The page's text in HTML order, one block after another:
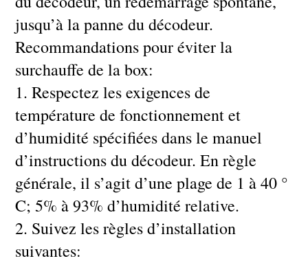
jusqu’à la panne du décodeur.
Recommandations pour éviter la
surchauffe de la box:
1. Respectez les exigences de
température de fonctionnement et
d’humidité spécifiées dans le manuel
d’instructions du décodeur. En règle
générale, il s’agit d’une plage de 1 à 40 °
C; 5% à 93% d’humidité relative.
2. Suivez les règles d’installation
suivantes: